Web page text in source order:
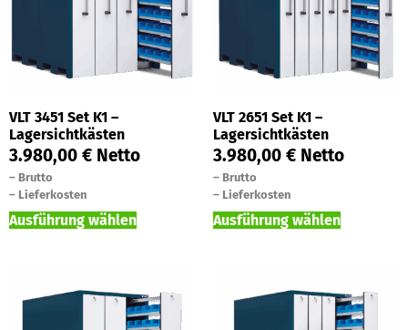
VLT 3451 Set K1 –
Lagersichtkästen
3.980,00 € Netto
– Brutto
– Lieferkosten
Ausführung wählen
VLT 2651 Set K1 –
Lagersichtkästen
3.980,00 € Netto
– Brutto
– Lieferkosten
Ausführung wählen